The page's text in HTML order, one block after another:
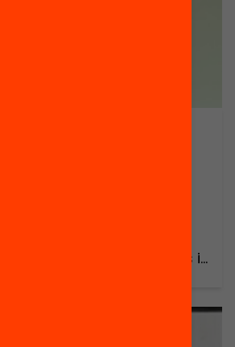
- 16:30h
estratègies i
funcionen
a Catalunya,
basat en projectes ha
sota el paraigües
internacionals, governs i
de l’alumnat i promoure les